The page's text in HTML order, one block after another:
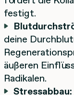
festigt.
deine
äußeren
Radikalen.
Stressabbau: